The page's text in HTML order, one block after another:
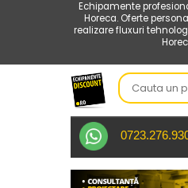
Echipamente
Horeca. Oferte
realizare fluxuri